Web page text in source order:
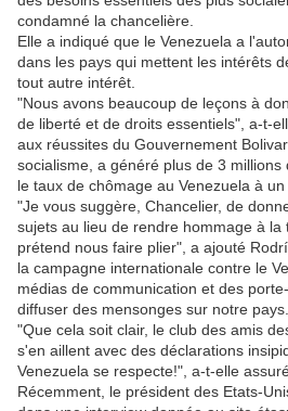
condamné la chancelière.
Elle a indiqué que le Venezuela a
dans les pays qui mettent les intérêts
tout autre intérêt.
"Nous avons beaucoup de leçons à
de liberté et de droits essentiels", a-t-
aux réussites du Gouvernement
socialisme, a généré plus de 3
le taux de chômage au Venezuela à un
"Je vous suggère, Chancelier, de
sujets au lieu de rendre hommage à la
prétend nous faire plier", a ajouté
la campagne internationale contre le
médias de communication et des
diffuser des mensonges sur notre pays.
"Que cela soit clair, le club des amis
s'en aillent avec des déclarations
Venezuela se respecte!", a-t-elle
Récemment, le président des Etats-